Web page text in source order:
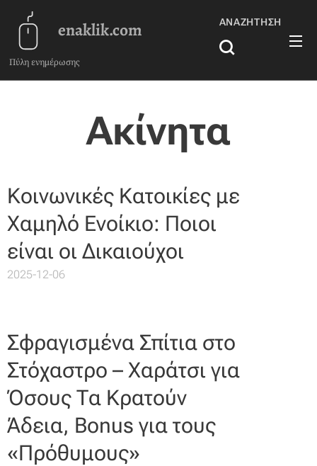
enaklik.com
Πύλη ενημέρωσης
ΑΝΑΖΉΤΗΣΗ
Ακίνητα
Κοινωνικές Κατοικίες με
Χαμηλό Ενοίκιο: Ποιοι
είναι οι Δικαιούχοι
2025-12-06
Σφραγισμένα Σπίτια στο
Στόχαστρο – Χαράτσι για
Όσους Τα Κρατούν
Άδεια, Bonus για τους
«Πρόθυμους»